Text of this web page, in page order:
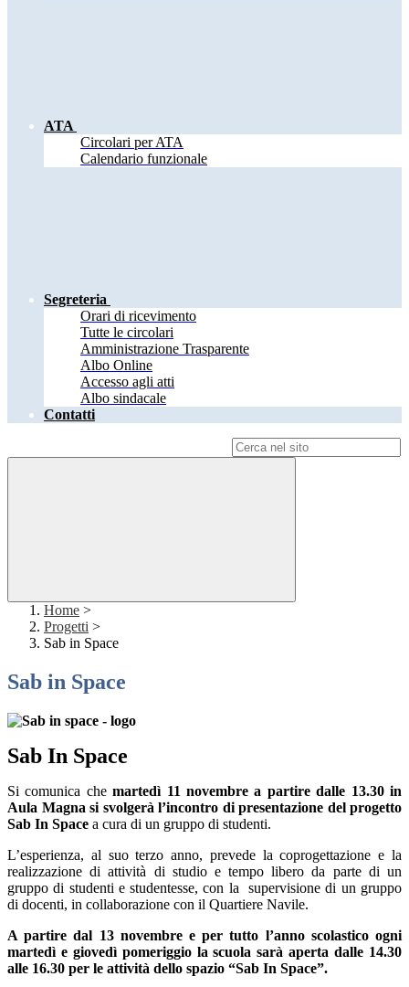
ATA
Circolari per ATA
Calendario funzionale
Segreteria
Orari di ricevimento
Tutte le circolari
Amministrazione Trasparente
Albo Online
Accesso agli atti
Albo sindacale
Contatti
Home >
Progetti >
Sab in Space
Sab in Space
Sab In Space
Si comunica che martedì 11 novembre a partire dalle 13.30 in
Aula Magna si svolgerà l’incontro di presentazione del progetto
Sab In Space a cura di un gruppo di studenti.
L’esperienza, al suo terzo anno, prevede la coprogettazione e la
realizzazione di attività di studio e tempo libero da parte di un
gruppo di studenti e studentesse, con la supervisione di un gruppo
di docenti, in collaborazione con il Quartiere Navile.
A partire dal 13 novembre e per tutto l’anno scolastico ogni
martedì e giovedì pomeriggio la scuola sarà aperta dalle 14.30
alle 16.30 per le attività dello spazio “Sab In Space”.